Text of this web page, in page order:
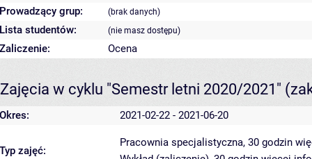
Prowadzący grup:
(brak danych)
Lista studentów: (nie masz dostępu)
Zaliczenie: Ocena
Zajęcia w cyklu "Semestr letni 2020/2021"
Okres: 2021-02-22 - 2021-06-20
Typ zajęć:
Pracownia specjalistyczna, 30 godzin